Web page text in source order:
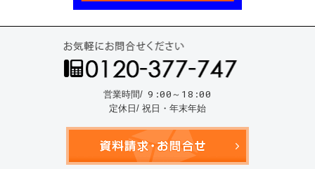
営業時間/ 9:00～18:00
定休日/ 祝日・年末年始